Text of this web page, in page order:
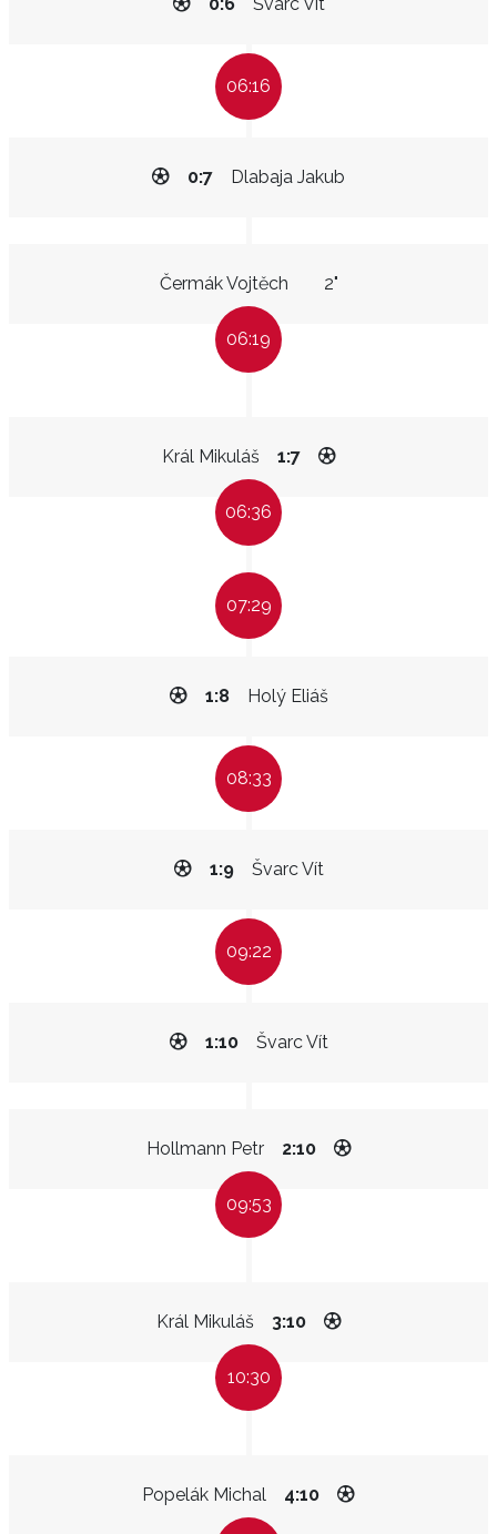
06:16
Dlabaja Jakub
0:7
Čermák Vojtěch 2"
06:19
Král Mikuláš 1:7
06:36
07:29
Holý Eliáš
1:8
08:33
Švarc Vít
1:9
09:22
Švarc Vít
1:10
Hollmann Petr 2:10
09:53
Král Mikuláš 3:10
10:30
Popelák Michal 4:10